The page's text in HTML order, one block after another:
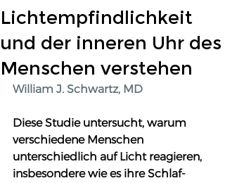
Lichtempfindlichkeit
und der inneren Uhr des
Menschen verstehen
William J. Schwartz, MD
Diese Studie untersucht, warum
verschiedene Menschen
unterschiedlich auf Licht reagieren,
insbesondere wie es ihre Schlaf-